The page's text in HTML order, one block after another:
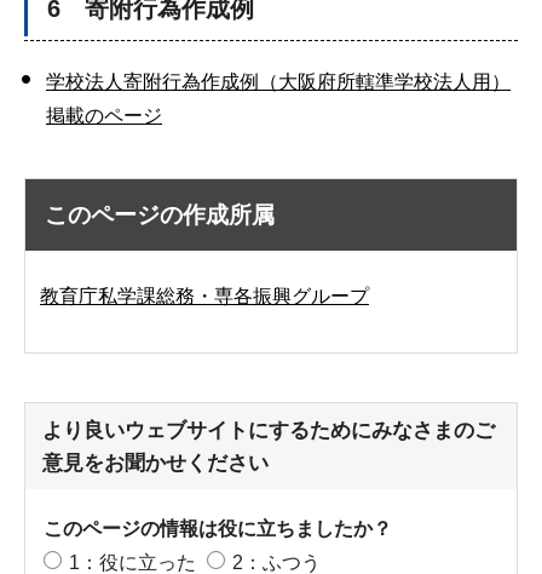
6 寄附行為作成例
学校法人寄附行為作成例（大阪府所轄準学校法人用）
掲載のページ
このページの作成所属
教育庁私学課総務・専各振興グループ
より良いウェブサイトにするためにみなさまのご
意見をお聞かせください
このページの情報は役に立ちましたか？
1：役に立った
2：ふつう